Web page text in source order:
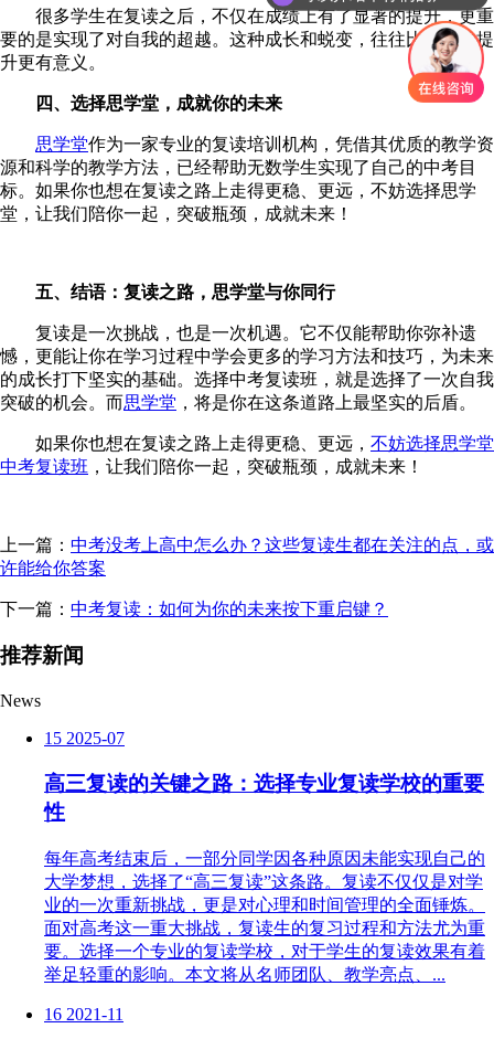
很多学生在复读之后，不仅在成绩上有了显著的提升，更重
要的是实现了对自我的超越。这种成长和蜕变，往往比成绩的提
升更有意义。
四、选择思学堂，成就你的未来
思学堂作为一家专业的复读培训机构，凭借其优质的教学资
源和科学的教学方法，已经帮助无数学生实现了自己的中考目
标。如果你也想在复读之路上走得更稳、更远，不妨选择思学
堂，让我们陪你一起，突破瓶颈，成就未来！
五、结语：复读之路，思学堂与你同行
复读是一次挑战，也是一次机遇。它不仅能帮助你弥补遗
憾，更能让你在学习过程中学会更多的学习方法和技巧，为未来
的成长打下坚实的基础。选择中考复读班，就是选择了一次自我
突破的机会。而思学堂 ，将是你在这条道路上最坚实的后盾。
如果你也想在复读之路上走得更稳、更远， 不妨选择思学堂
中考复读班 ，让我们陪你一起，突破瓶颈，成就未来！
上一篇： 中考没考上高中怎么办？这些复读生都在关注的点，或
许能给你答案
下一篇： 中考复读：如何为你的未来按下重启键？
推荐新闻
News
15 2025-07
高三复读的关键之路：选择专业复读学校的重要
性
每年高考结束后，一部分同学因各种原因未能实现自己的
大学梦想，选择了“高三复读”这条路。复读不仅仅是对学
业的一次重新挑战，更是对心理和时间管理的全面锤炼。
面对高考这一重大挑战，复读生的复习过程和方法尤为重
要。选择一个专业的复读学校，对于学生的复读效果有着
举足轻重的影响。本文将从名师团队、教学亮点、...
16 2021-11